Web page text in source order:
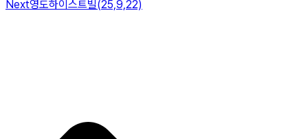
Next영도하이스트빌(25,9,22)